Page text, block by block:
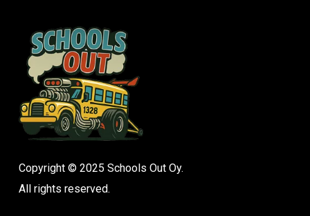
Copyright © 2025 Schools Out Oy.
All rights reserved.